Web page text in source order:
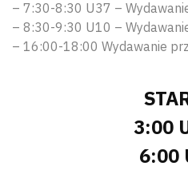
– 7:30-8:30 U37 –
– 8:30-9:30 U10 –
– 16:00-18:00 Wydawanie
3:00
6:00